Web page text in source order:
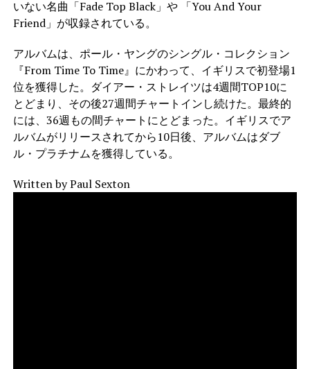
いない名曲「Fade Top Black」や 「You And Your
Friend」が収録されている。
アルバムは、ポール・ヤングのシングル・コレクション
『From Time To Time』にかわって、イギリスで初登場1
位を獲得した。ダイアー・ストレイツは4週間TOP10に
とどまり、その後27週間チャートインし続けた。最終的
には、36週もの間チャートにとどまった。イギリスでア
ルバムがリリースされてから10日後、アルバムはダブ
ル・プラチナムを獲得している。
Written by Paul Sexton